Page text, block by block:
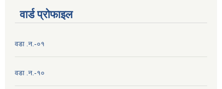
वार्ड प्राेफाइल
वडा .न.-०१
वडा .न.-१०